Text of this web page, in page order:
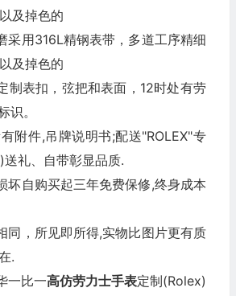
及掉色的
采用316L精钢表带，多道工序精细
及掉色的
制表扣，弦把和表面，12时处有劳
识。
有附件,吊牌说明书;配送"ROLEX"专
礼、自带彰显品质.
坏自购买起三年免费保修,终身成本
同，所见即所得,实物比图片更有质
.
一比一高仿劳力士手表定制(Rolex)